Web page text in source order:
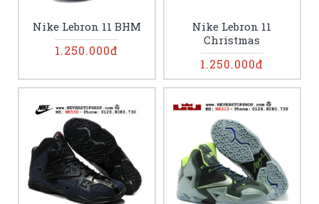
Nike Lebron 11 BHM
1.250.000đ
Nike Lebron 11
Christmas
1.250.000đ